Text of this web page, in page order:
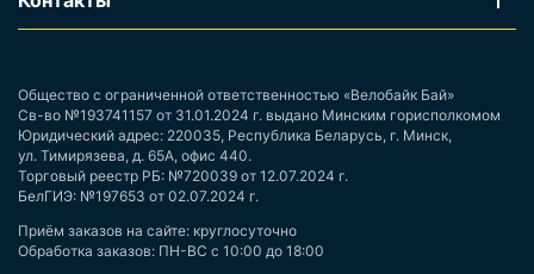
Общество с ограниченной ответственностью «Велобайк Бай»
Св-во №193741157 от 31.01.2024 г. выдано Минским горисполкомом
Юридический адрес: 220035, Республика Беларусь, г. Минск,
ул. Тимирязева, д. 65А, офис 440.
Торговый реестр РБ: №720039 от 12.07.2024 г.
БелГИЭ: №197653 от 02.07.2024 г.
Приём заказов на сайте: круглосуточно
Обработка заказов: ПН-ВС с 10:00 до 18:00